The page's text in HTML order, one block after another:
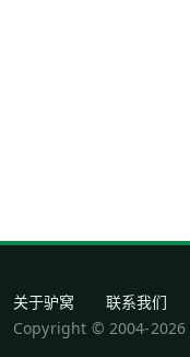
关于驴窝 联系我们
Copyright © 2004-2026